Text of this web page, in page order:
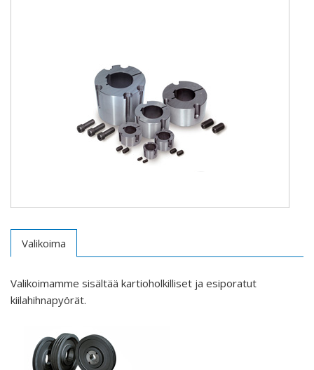
Valikoima
Valikoimamme sisältää kartioholkilliset ja esiporatut
kiilahihnapyörät.